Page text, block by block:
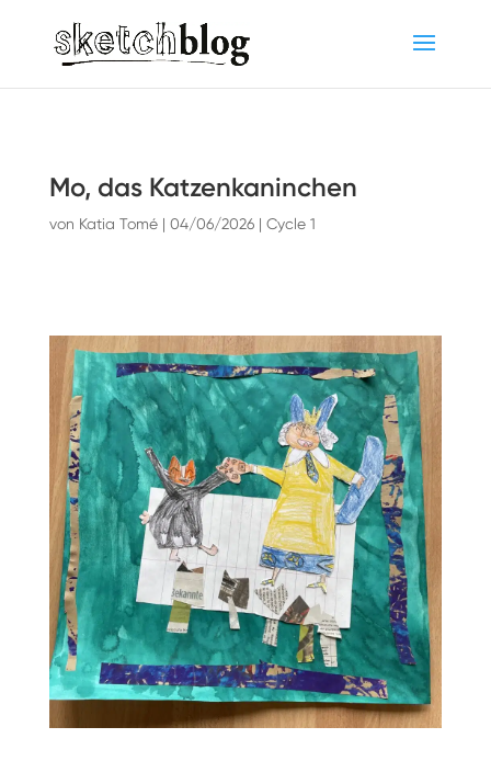
Mo, das Katzenkaninchen
von Katia Tomé| 04/06/2026| Cycle 1